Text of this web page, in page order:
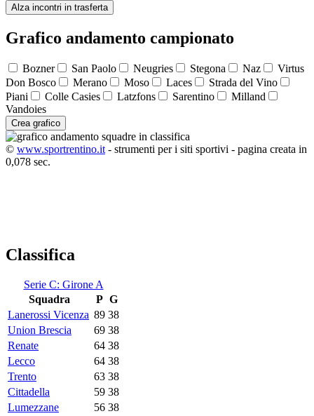
Alza incontri in trasferta
Grafico andamento campionato
Bozner San Paolo Neugries Stegona Naz
Virtus
Don Bosco
Merano Moso Laces
Strada del Vino
Piani
Colle Casies Latzfons Sarentino
Milland
Vandoies
Crea grafico
© www.sportrentino.it- strumenti per i siti sportivi - pagina creata in
0,078 sec.
Classifica
Serie C: Girone A
Squadra
P G
Lanerossi Vicenza 89 38
Union Brescia
69 38
Renate
64 38
Lecco
64 38
Trento
63 38
Cittadella
59 38
Lumezzane
56 38